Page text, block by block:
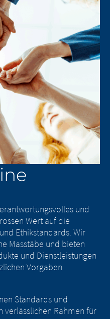
und
Wert auf die
Ethikstandards. Wir
Masstäbe und bieten
und Dienstleistungen
Vorgaben
Standards und
verlässlichen Rahmen für
Bezüglich
–
Seite.
Website. Die
die von
Unternehmen
auf dieser